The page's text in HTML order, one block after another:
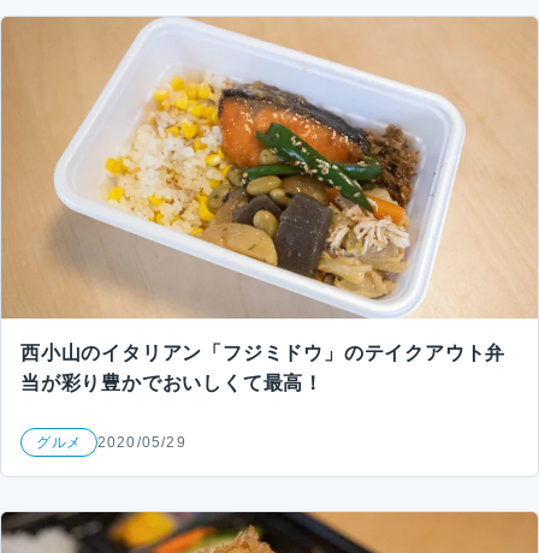
西小山のイタリアン「フジミドウ」のテイクアウト弁
当が彩り豊かでおいしくて最高！
グルメ 2020/05/29